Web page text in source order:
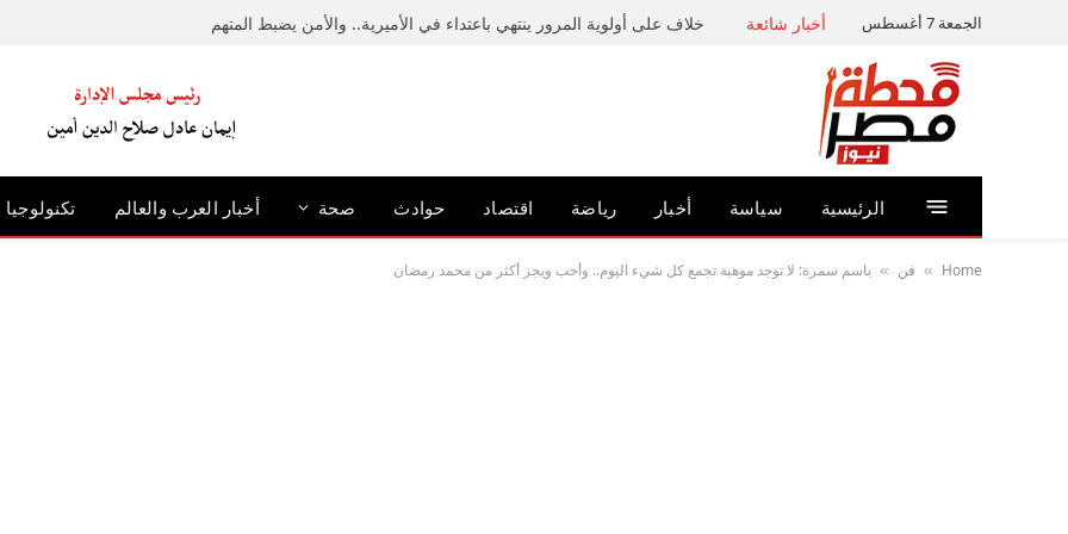
الجمعة 7 أغسطس أخبار شائعة خلاف على أولوية المرور ينتهي باعتداء في الأميرية.. والأمن يضبط المتهم
الرئيسية سياسة أخبار رياضة اقتصاد حوادث صحة أخبار العرب والعالم تكنولوجيا
Home
» فن » باسم سمرة: لا توجد موهبة تجمع كل شيء اليوم.. وأحب ويجز أكثر من محمد رمضان